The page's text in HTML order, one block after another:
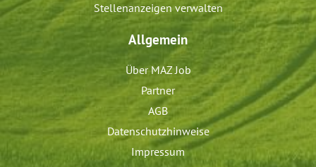
Stellenanzeigen verwalten
Allgemein
Über MAZ Job
Partner
AGB
Datenschutzhinweise
Impressum